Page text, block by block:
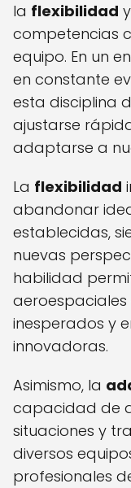
la flexibilidad y
competencias
equipo. En un
en constante
esta disciplina
ajustarse
adaptarse a
La flexibilidad
abandonar
establecidas,
nuevas
habilidad
inesperados y
innovadoras.
Asimismo, la
capacidad de
situaciones y
diversos
profesionales